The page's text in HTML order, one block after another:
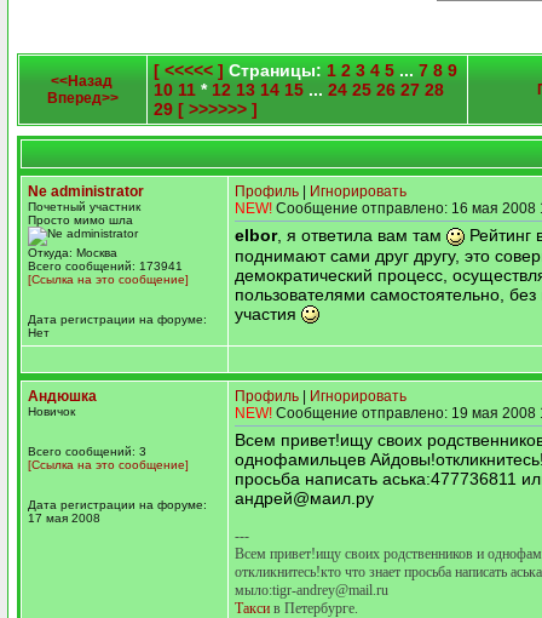
<<Назад
Вперед>>
[ <<<<< ] Страницы: 1 2 3 4 5 ... 7 8 9
10 11 * 12 13 14 15 ... 24 25 26 27 28
29 [ >>>>>> ]
Ne administrator
Почетный участник
Просто мимо шла
Откуда: Москва
Всего сообщений: 173941
[Ссылка на это сообщение]
Дата регистрации на форуме:
Нет
Профиль
Игнорировать
NEW! Сообщение отправлено: 16 мая 2008
elbor, я ответила вам там
Рейтинг
поднимают сами друг другу, это
демократический процесс,
пользователями самостоятельно, без
участия
Андюшка
Новичок
Всего сообщений: 3
[Ссылка на это сообщение]
Дата регистрации на форуме:
17 мая 2008
Профиль
Игнорировать
NEW! Сообщение отправлено: 19 мая 2008
Всем привет!ищу своих
однофамильцев
просьба написать аська:477736811
андрей@маил.ру
---
Всем привет!ищу своих родственников и
откликнитесь!кто что знает просьба написать
мыло:tigr-andrey@mail.ru
Такси в Петербурге.